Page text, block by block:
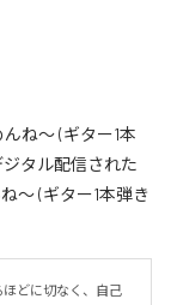
ね～ (ギター1本
ジタル配信された
～ (ギター1本弾き
どに切なく、自己